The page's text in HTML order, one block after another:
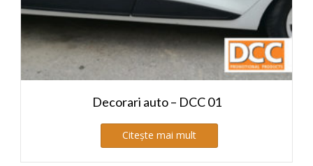
Decorari auto – DCC 01
Citește mai mult